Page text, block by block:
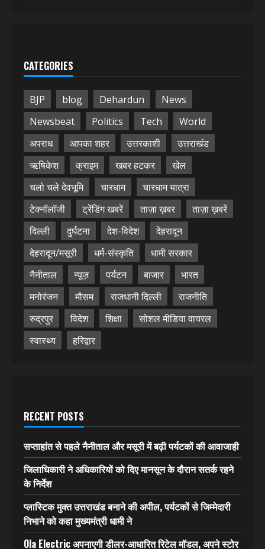
CATEGORIES
BJP blog Dehardun
News
Newsbeat
Politics Tech
World
अपराध
आपका शहर उत्तरकाशी
उत्तराखंड
ऋषिकेश
क्राइम खबर हटकर
खेल
चलो चले देवभूमि
चारधाम
चारधाम यात्रा
टेक्नॉलॉजी
ट्रेंडिंग खबरें ताज़ा ख़बर
ताज़ा ख़बरें
दिल्ली
दुर्घटना देश-विदेश
देहरादून
देहरादून/मसूरी
धर्म-संस्कृति
धामी सरकार
नैनीताल
न्यूज़ पर्यटन बाजार
भारत
मनोरंजन
मौसम राजधानी दिल्ली
राजनीति
रुद्रपुर
विदेश शिक्षा
सोशल मीडिया वायरल
स्वास्थ्य
हरिद्वार
RECENT POSTS
सप्ताहांत से पहले नैनीताल और मसूरी में बढ़ी पर्यटकों की आवाजाही
जिलाधिकारी ने अधिकारियों को दिए मानसून के दौरान सतर्क रहने
के निर्देश
प्लास्टिक मुक्त उत्तराखंड बनाने की अपील, पर्यटकों से जिम्मेदारी
निभाने को कहा मुख्यमंत्री धामी ने
Ola Electric अपनाएगी डीलर-आधारित रिटेल मॉडल, अपने स्टोर